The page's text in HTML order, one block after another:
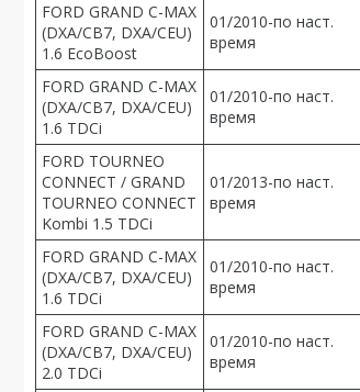
FORD GRAND C-MAX
(DXA/CB7, DXA/CEU)
1.6 EcoBoost
01/2010-по наст.
время
FORD GRAND C-MAX
(DXA/CB7, DXA/CEU)
1.6 TDCi
01/2010-по наст.
время
FORD TOURNEO
CONNECT / GRAND
TOURNEO CONNECT
Kombi 1.5 TDCi
01/2013-по наст.
время
FORD GRAND C-MAX
(DXA/CB7, DXA/CEU)
1.6 TDCi
01/2010-по наст.
время
FORD GRAND C-MAX
(DXA/CB7, DXA/CEU)
2.0 TDCi
01/2010-по наст.
время